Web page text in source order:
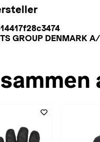
GROUP DENMARK